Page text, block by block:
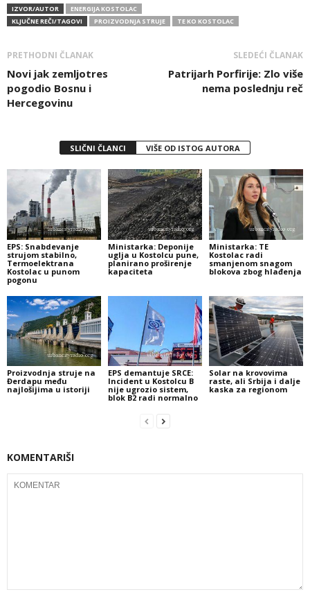
IZVOR/AUTOR
ENERGIJA KOSTOLAC
KLJUČNE REČI/TAGOVI
PROIZVODNJA STRUJE TE KO KOSTOLAC
PRETHODNI ČLANAK
Novi jak zemljotres
pogodio Bosnu i
Hercegovinu
SLEDEĆI ČLANAK
Patrijarh Porfirije: Zlo više
nema poslednju reč
SLIČNI ČLANCI VIŠE OD ISTOG AUTORA
EPS: Snabdevanje
strujom stabilno,
Termoelektrana
Kostolac u punom
pogonu
Ministarka: Deponije
uglja u Kostolcu pune,
planirano proširenje
kapaciteta
Ministarka: TE
Kostolac radi
smanjenom snagom
blokova zbog hlađenja
Proizvodnja struje na
Đerdapu među
najlošijima u istoriji
EPS demantuje SRCE:
Incident u Kostolcu B
nije ugrozio sistem,
blok B2 radi normalno
Solar na krovovima
raste, ali Srbija i dalje
kaska za regionom
KOMENTARIŠI